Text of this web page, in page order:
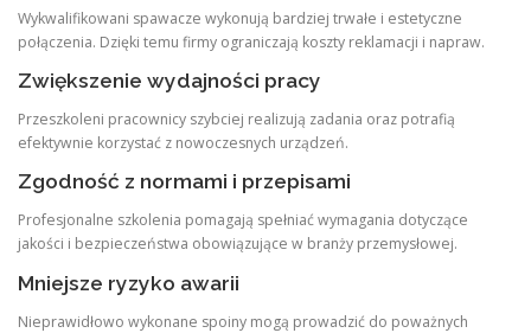
Wykwalifikowani spawacze wykonują bardziej trwałe i estetyczne
połączenia. Dzięki temu firmy ograniczają koszty reklamacji i napraw.
Zwiększenie wydajności pracy
Przeszkoleni pracownicy szybciej realizują zadania oraz potrafią
efektywnie korzystać z nowoczesnych urządzeń.
Zgodność z normami i przepisami
Profesjonalne szkolenia pomagają spełniać wymagania dotyczące
jakości i bezpieczeństwa obowiązujące w branży przemysłowej.
Mniejsze ryzyko awarii
Nieprawidłowo wykonane spoiny mogą prowadzić do poważnych